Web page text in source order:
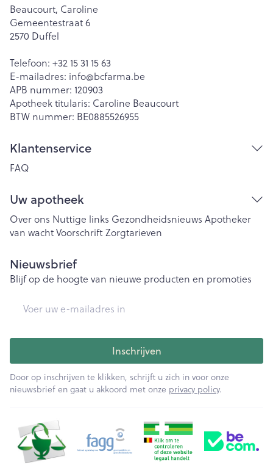
Beaucourt, Caroline
Gemeentestraat 6
2570 Duffel
Telefoon: +32 15 31 15 63
E-mailadres: info@bcfarma.be
APB nummer: 120903
Apotheek titularis: Caroline Beaucourt
BTW nummer: BE0885526955
Klantenservice
FAQ
Uw apotheek
Over ons Nuttige links Gezondheidsnieuws Apotheker
van wachtVoorschriftZorgtarieven
Nieuwsbrief
Blijf op de hoogte van nieuwe producten en promoties
Inschrijven
Door op inschrijven te klikken, schrijft u zich in voor onze
nieuwsbrief en gaat u akkoord met onze privacy policy.